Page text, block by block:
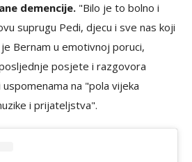
demencije. "Bilo je to bolno i
suprugu Pedi, djecu i sve nas koji
Bernam u emotivnoj poruci,
posjete i razgovora
na "pola vijeka
i prijateljstva".